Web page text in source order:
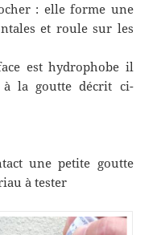
: elle forme une
et roule sur les
est hydrophobe il
la goutte décrit ci-
une petite goutte
à tester